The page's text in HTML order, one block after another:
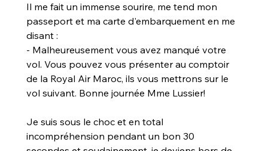
Il me fait un immense sourire, me tend mon
passeport et ma carte d'embarquement en me
disant :
- Malheureusement vous avez manqué votre
vol. Vous pouvez vous présenter au comptoir
de la Royal Air Maroc, ils vous mettrons sur le
vol suivant. Bonne journée Mme Lussier!
Je suis sous le choc et en total
incompréhension pendant un bon 30